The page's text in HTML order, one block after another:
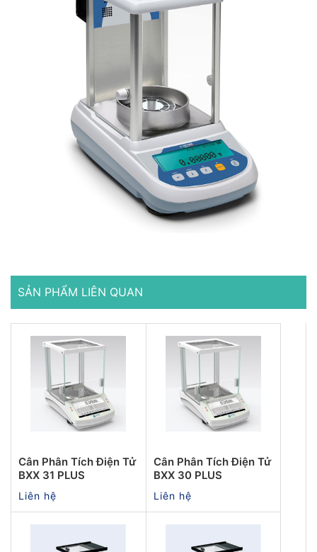
SẢN PHẨM LIÊN QUAN
Cân Phân Tích Điện Tử
BXX 31 PLUS
Liên hệ
Cân Phân Tích Điện Tử
BXX 30 PLUS
Liên hệ